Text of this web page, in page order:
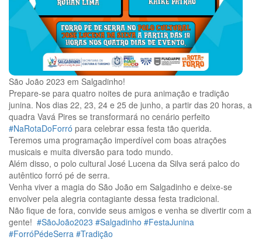
São João 2023 em Salgadinho!
Prepare-se para quatro noites de pura animação e tradição
junina. Nos dias 22, 23, 24 e 25 de junho, a partir das 20 horas, a
quadra Vavá Pires se transformará no cenário perfeito
#NaRotaDoForró para celebrar essa festa tão querida.
Teremos uma programação imperdível com boas atrações
musicais e muita diversão para todo mundo.
Além disso, o polo cultural José Lucena da Silva será palco do
autêntico forró pé de serra.
Venha viver a magia do São João em Salgadinho e deixe-se
envolver pela alegria contagiante dessa festa tradicional.
Não fique de fora, convide seus amigos e venha se divertir com a
gente! #SãoJoão2023 #Salgadinho #FestaJunina
#ForróPédeSerra #Tradição